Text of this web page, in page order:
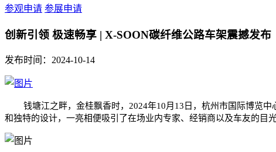
参观申请 参展申请
创新引领 极速畅享 | X-SOON碳纤维公路车架震撼发布
发布时间：2024-10-14
钱塘江之畔，金桂飘香时，2024年10月13日，杭州市国际博览
和独特的设计，一亮相便吸引了在场业内专家、经销商以及车友的目光